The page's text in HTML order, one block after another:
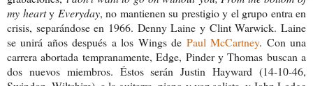
my hearty Everyday, no mantienen su prestigio y el grupo entra en
crisis, separándose en 1966. Denny Laine y Clint Warwick. Laine
se unirá años después a los Wings de Paul McCartney. Con una
carrera abortada tempranamente, Edge, Pinder y Thomas buscan a
dos nuevos miembros. Éstos serán Justin Hayward (14-10-46,